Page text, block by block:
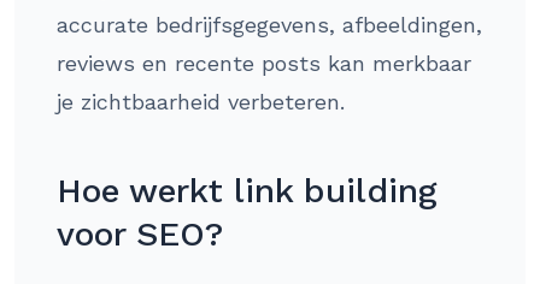
accurate bedrijfsgegevens, afbeeldingen,
reviews en recente posts kan merkbaar
je zichtbaarheid verbeteren.
Hoe werkt link building
voor SEO?